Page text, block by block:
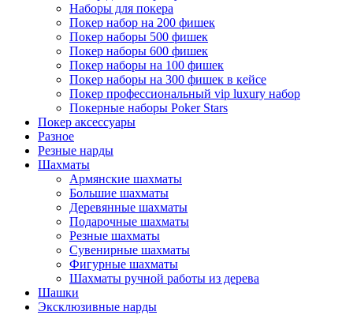
Наборы для покера
Покер набор на 200 фишек
Покер наборы 500 фишек
Покер наборы 600 фишек
Покер наборы на 100 фишек
Покер наборы на 300 фишек в кейсе
Покер профессиональный vip luxury набор
Покерные наборы Poker Stars
Покер аксессуары
Разное
Резные нарды
Шахматы
Армянские шахматы
Большие шахматы
Деревянные шахматы
Подарочные шахматы
Резные шахматы
Сувенирные шахматы
Фигурные шахматы
Шахматы ручной работы из дерева
Шашки
Эксклюзивные нарды